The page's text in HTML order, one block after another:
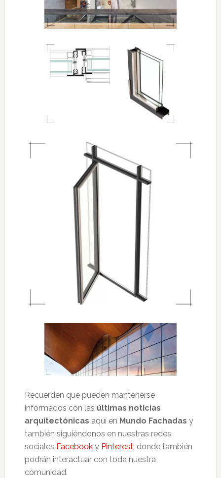
Recuerden que pueden mantenerse
informados con las últimas noticias
arquitectónicas aquí en Mundo Fachadas y
también siguiéndonos en nuestras redes
sociales Facebooky Pinterest, donde también
podrán interactuar con toda nuestra
comunidad.